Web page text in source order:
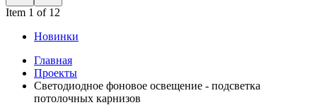
Item 1 of 12
Новинки
Главная
Проекты
Светодиодное фоновое освещение - подсветка
потолочных карнизов